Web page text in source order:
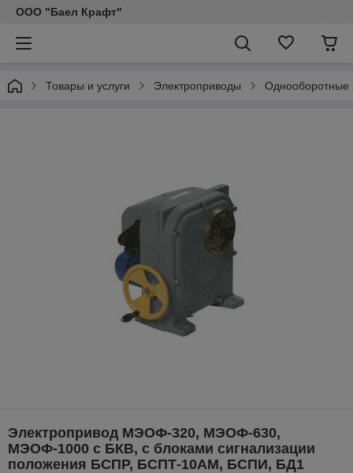
ООО "Баел Крафт"
Товары и услуги Электроприводы Однооборотные
Электропривод МЭОФ-320, МЭОФ-630,
МЭОФ-1000 с БКВ, с блоками сигнализации
положения БСПР, БСПТ-10АМ, БСПИ, БД1